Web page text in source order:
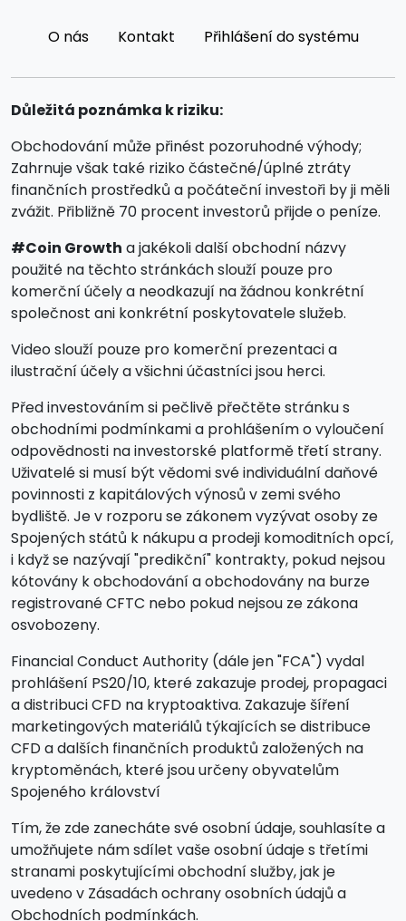
O nás Kontakt Přihlášení do systému
Důležitá poznámka k riziku:
Obchodování může přinést pozoruhodné výhody;
Zahrnuje však také riziko částečné/úplné ztráty
finančních prostředků a počáteční investoři by ji měli
zvážit. Přibližně 70 procent investorů přijde o peníze.
#Coin Growth a jakékoli další obchodní názvy
použité na těchto stránkách slouží pouze pro
komerční účely a neodkazují na žádnou konkrétní
společnost ani konkrétní poskytovatele služeb.
Video slouží pouze pro komerční prezentaci a
ilustrační účely a všichni účastníci jsou herci.
Před investováním si pečlivě přečtěte stránku s
obchodními podmínkami a prohlášením o vyloučení
odpovědnosti na investorské platformě třetí strany.
Uživatelé si musí být vědomi své individuální daňové
povinnosti z kapitálových výnosů v zemi svého
bydliště. Je v rozporu se zákonem vyzývat osoby ze
Spojených států k nákupu a prodeji komoditních opcí,
i když se nazývají "predikční" kontrakty, pokud nejsou
kótovány k obchodování a obchodovány na burze
registrované CFTC nebo pokud nejsou ze zákona
osvobozeny.
Financial Conduct Authority (dále jen "FCA") vydal
prohlášení PS20/10, které zakazuje prodej, propagaci
a distribuci CFD na kryptoaktiva. Zakazuje šíření
marketingových materiálů týkajících se distribuce
CFD a dalších finančních produktů založených na
kryptoměnách, které jsou určeny obyvatelům
Spojeného království
Tím, že zde zanecháte své osobní údaje, souhlasíte a
umožňujete nám sdílet vaše osobní údaje s třetími
stranami poskytujícími obchodní služby, jak je
uvedeno v Zásadách ochrany osobních údajů a
Obchodních podmínkách.